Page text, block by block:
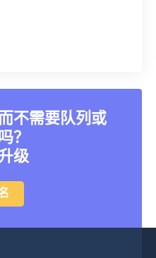
不需要队列或
？
级